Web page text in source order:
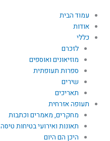
עמוד הבית
אודות
כללי
לזכרם
מוזיאונים ואוספים
ספרות תעופתית
שירים
תאריכים
תעופה אזרחית
מחקרים, מאמרים וכתבות
תאונות ואירועי בטיחות טיסה
היכן הם היום